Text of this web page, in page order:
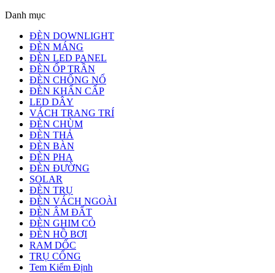
Danh mục
ĐÈN DOWNLIGHT
ĐÈN MÁNG
ĐÈN LED PANEL
ĐÈN ỐP TRẦN
ĐÈN CHỐNG NỔ
ĐÈN KHẨN CẤP
LED DÂY
VÁCH TRANG TRÍ
ĐÈN CHÙM
ĐÈN THẢ
ĐÈN BÀN
ĐÈN PHA
ĐÈN ĐƯỜNG
SOLAR
ĐÈN TRỤ
ĐÈN VÁCH NGOÀI
ĐÈN ÂM ĐẤT
ĐÈN GHIM CỎ
ĐÈN HỒ BƠI
RAM DỐC
TRỤ CỔNG
Tem Kiểm Định